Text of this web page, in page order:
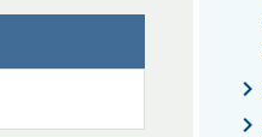
chevron_right
chevron_right